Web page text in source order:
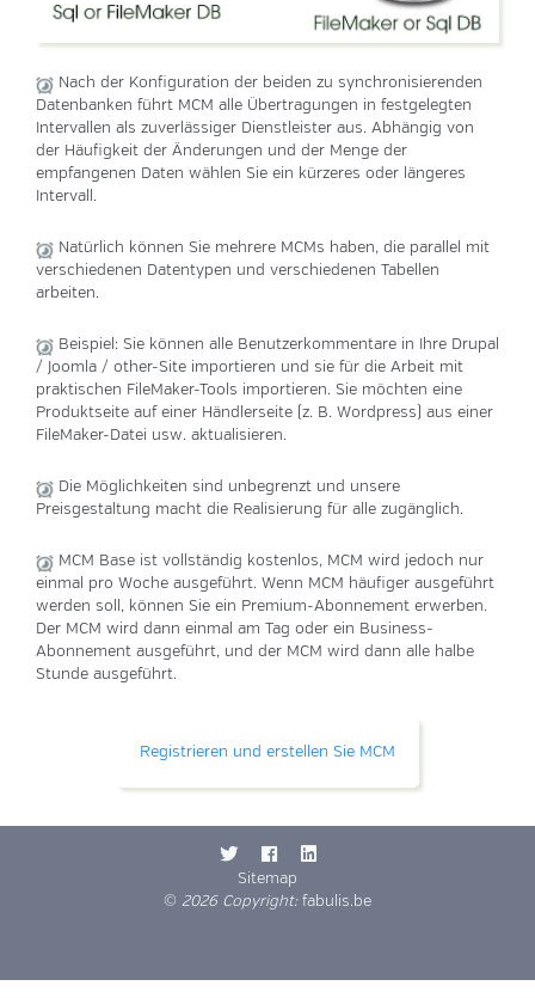
Nach der Konfiguration der beiden zu synchronisierenden
Datenbanken führt MCM alle Übertragungen in festgelegten
Intervallen als zuverlässiger Dienstleister aus. Abhängig von
der Häufigkeit der Änderungen und der Menge der
empfangenen Daten wählen Sie ein kürzeres oder längeres
Intervall.
Natürlich können Sie mehrere MCMs haben, die parallel mit
verschiedenen Datentypen und verschiedenen Tabellen
arbeiten.
Beispiel: Sie können alle Benutzerkommentare in Ihre Drupal
/ Joomla / other-Site importieren und sie für die Arbeit mit
praktischen FileMaker-Tools importieren. Sie möchten eine
Produktseite auf einer Händlerseite (z. B. Wordpress) aus einer
FileMaker-Datei usw. aktualisieren.
Die Möglichkeiten sind unbegrenzt und unsere
Preisgestaltung macht die Realisierung für alle zugänglich.
MCM Base ist vollständig kostenlos, MCM wird jedoch nur
einmal pro Woche ausgeführt. Wenn MCM häufiger ausgeführt
werden soll, können Sie ein Premium-Abonnement erwerben.
Der MCM wird dann einmal am Tag oder ein Business-
Abonnement ausgeführt, und der MCM wird dann alle halbe
Stunde ausgeführt.
Registrieren und erstellen Sie MCM
Sitemap
© 2026 Copyright: fabulis.be